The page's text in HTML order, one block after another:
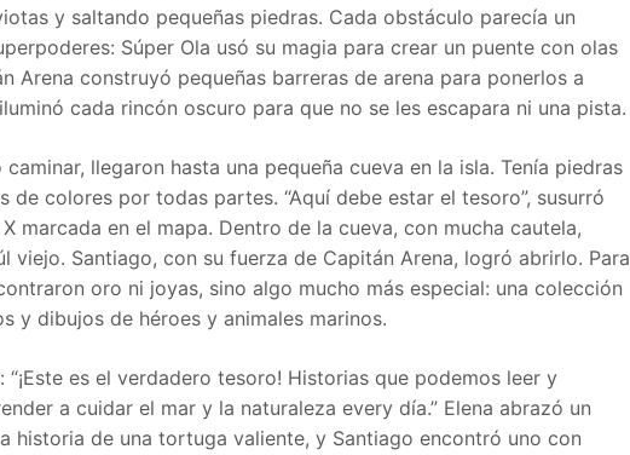
y saltando pequeñas piedras. Cada obstáculo parecía un
Súper Ola usó su magia para crear un puente con olas
Arena construyó pequeñas barreras de arena para ponerlos a
cada rincón oscuro para que no se les escapara ni una pista.
caminar, llegaron hasta una pequeña cueva en la isla. Tenía piedras
de colores por todas partes. “Aquí debe estar el tesoro”, susurró
marcada en el mapa. Dentro de la cueva, con mucha cautela,
viejo. Santiago, con su fuerza de Capitán Arena, logró abrirlo. Para
oro ni joyas, sino algo mucho más especial: una colección
y dibujos de héroes y animales marinos.
“¡Este es el verdadero tesoro! Historias que podemos leer y
a cuidar el mar y la naturaleza every día.” Elena abrazó un
historia de una tortuga valiente, y Santiago encontró uno con